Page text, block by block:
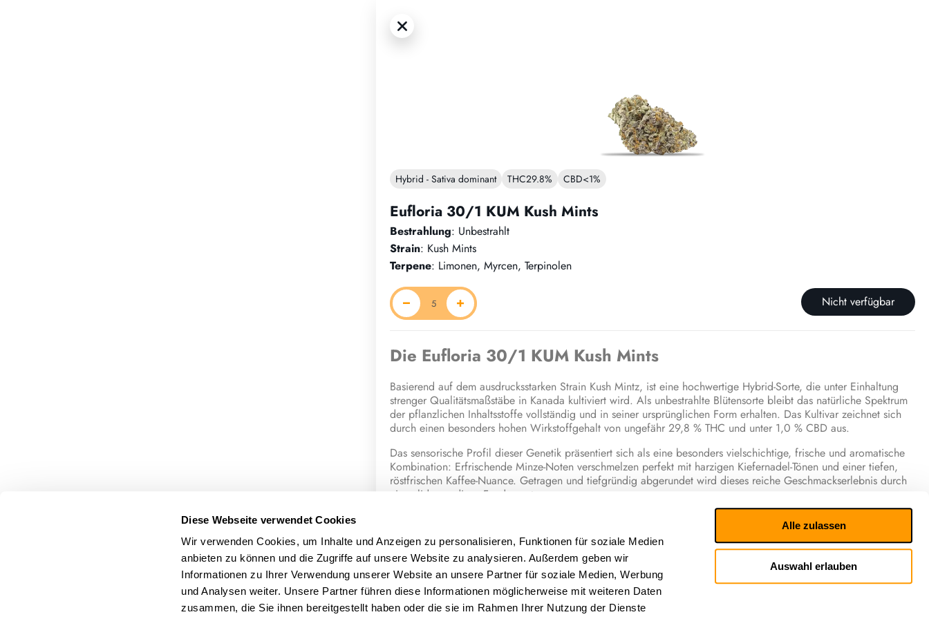
Diese Webseite verwendet Cookies
Wir verwenden Cookies, um Inhalte und Anzeigen zu personalisieren, Funktionen für soziale Medien
anbieten zu können und die Zugriffe auf unsere Website zu analysieren. Außerdem geben wir
Informationen zu Ihrer Verwendung unserer Website an unsere Partner für soziale Medien, Werbung
und Analysen weiter. Unsere Partner führen diese Informationen möglicherweise mit weiteren Daten
zusammen, die Sie ihnen bereitgestellt haben oder die sie im Rahmen Ihrer Nutzung der Dienste
Alle zulassen
Auswahl erlauben
Hybrid - Sativa dominant THC29.8% CBD<1%
Eufloria 30/1 KUM Kush Mints
Bestrahlung: Unbestrahlt
Strain: Kush Mints
Terpene: Limonen, Myrcen, Terpinolen
Nicht verfügbar
Die Eufloria 30/1 KUM Kush Mints
Basierend auf dem ausdrucksstarken Strain Kush Mintz, ist eine hochwertige Hybrid-Sorte, die unter Einhaltung
strenger Qualitätsmaßstäbe in Kanada kultiviert wird. Als unbestrahlte Blütensorte bleibt das natürliche Spektrum
der pflanzlichen Inhaltsstoffe vollständig und in seiner ursprünglichen Form erhalten. Das Kultivar zeichnet sich
durch einen besonders hohen Wirkstoffgehalt von ungefähr 29,8 % THC und unter 1,0 % CBD aus.
Das sensorische Profil dieser Genetik präsentiert sich als eine besonders vielschichtige, frische und aromatische
Kombination: Erfrischende Minze-Noten verschmelzen perfekt mit harzigen Kiefernadel-Tönen und einer tiefen,
röstfrischen Kaffee-Nuance. Getragen und tiefgründig abgerundet wird dieses reiche Geschmackserlebnis durch
ein solides, erdiges Fundament.
Das phytochemische Fundament wird durch eine bewährte Terpenstruktur getragen, die sich primär aus dem
präzise abgestimmten Zusammenspiel der dominanten Hauptterpene Terpinolen, Limonen und Myrcen (Beta-
Myrcen) zusammensetzt.
Terpene
Limonen